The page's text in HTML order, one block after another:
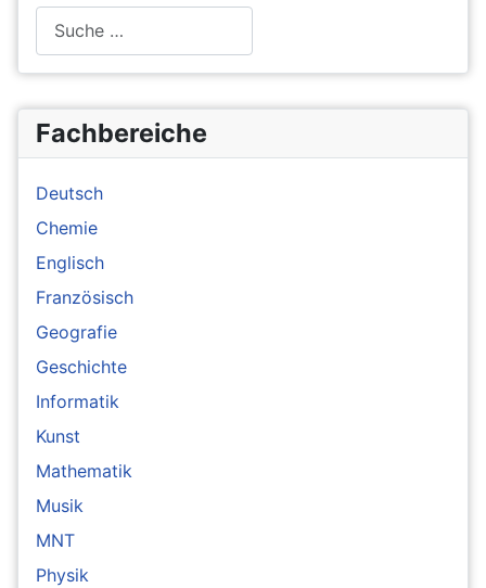
Fachbereiche
Deutsch
Chemie
Englisch
Französisch
Geografie
Geschichte
Informatik
Kunst
Mathematik
Musik
MNT
Physik